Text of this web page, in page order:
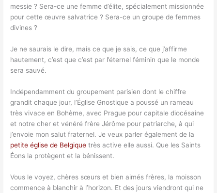
messie ? Sera-ce une femme d’élite, spécialement missionnée
pour cette œuvre salvatrice ? Sera-ce un groupe de femmes
divines ?
Je ne saurais le dire, mais ce que je sais, ce que j’affirme
hautement, c’est que c’est par l’éternel féminin que le monde
sera sauvé.
Indépendamment du groupement parisien dont le chiffre
grandit chaque jour, l’Église Gnostique a poussé un rameau
très vivace en Bohème, avec Prague pour capitale diocésaine
et notre cher et vénéré frère Jérôme pour patriarche, à qui
j’envoie mon salut fraternel. Je veux parler également de la
petite église de Belgique très active elle aussi. Que les Saints
Éons la protègent et la bénissent.
Vous le voyez, chères sœurs et bien aimés frères, la moisson
commence à blanchir à l’horizon. Et des jours viendront qui ne